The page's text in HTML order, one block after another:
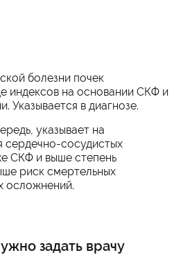
болезни почек
индексов на основании СКФ и
Указывается в диагнозе.
указывает на
сердечно-сосудистых
СКФ и выше степень
риск смертельных
осложнений.
задать врачу